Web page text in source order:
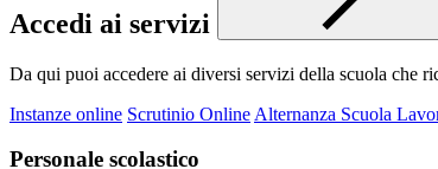
Accedi ai servizi
Da qui puoi accedere ai diversi servizi della scuola che
Instanze online Scrutinio Online Alternanza Scuola
Personale scolastico